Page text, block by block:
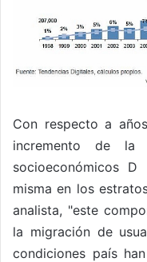
Con respecto a
incremento de la
socioeconómicos
misma en los
analista, "este
la migración de
condiciones país